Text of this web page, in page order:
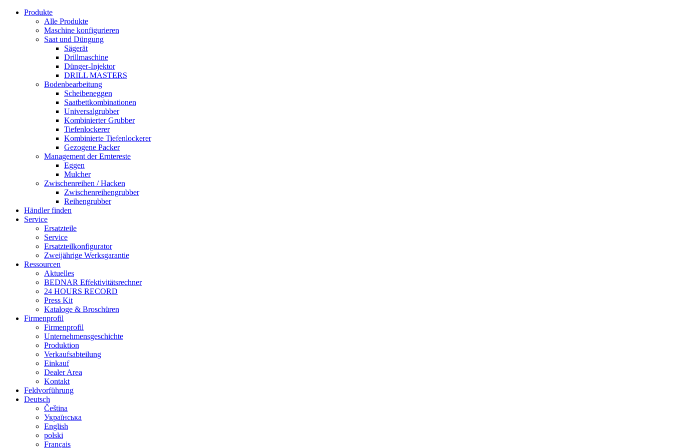
Produkte
Alle Produkte
Maschine konfigurieren
Saat und Düngung
Sägerät
Drillmaschine
Dünger-Injektor
DRILL MASTERS
Bodenbearbeitung
Scheibeneggen
Saatbettkombinationen
Universalgrubber
Kombinierter Grubber
Tiefenlockerer
Kombinierte Tiefenlockerer
Gezogene Packer
Management der Erntereste
Eggen
Mulcher
Zwischenreihen / Hacken
Zwischenreihengrubber
Reihengrubber
Händler finden
Service
Ersatzteile
Service
Ersatzteilkonfigurator
Zweijährige Werksgarantie
Ressourcen
Aktuelles
BEDNAR Effektivitätsrechner
24 HOURS RECORD
Press Kit
Kataloge & Broschüren
Firmenprofil
Firmenprofil
Unternehmensgeschichte
Produktion
Verkaufsabteilung
Einkauf
Dealer Area
Kontakt
Feldvorführung
Deutsch
Čeština
Українська
English
polski
Français